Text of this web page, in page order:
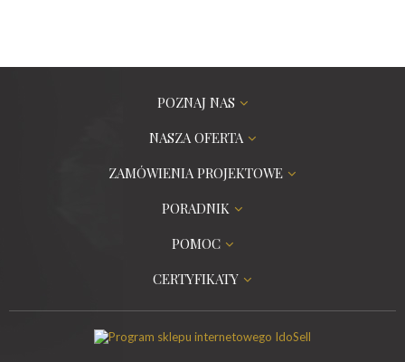
POZNAJ NAS
NASZA OFERTA
ZAMÓWIENIA PROJEKTOWE
PORADNIK
POMOC
CERTYFIKATY